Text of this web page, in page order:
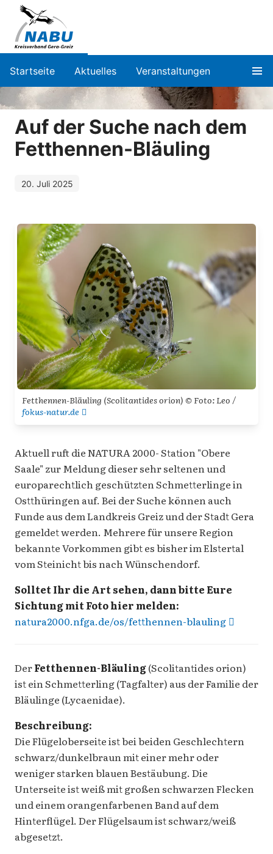
Startseite Aktuelles Veranstaltungen
Auf der Suche nach dem
Fetthennen-Bläuling
20. Juli 2025
Fetthennen-Bläuling (Scolitantides orion) © Foto: Leo /
fokus-natur.de
Aktuell ruft die NATURA 2000- Station "Obere
Saale" zur Meldung dieser sehr seltenen und
europarechtlich geschützten Schmetterlinge in
Ostthüringen auf. Bei der Suche können auch
Funde aus dem Landkreis Greiz und der Stadt Gera
gemeldet werden. Mehrere für unsere Region
bekannte Vorkommen gibt es bisher im Elstertal
vom Steinicht bis nach Wünschendorf.
Solltet Ihr die Art sehen, dann bitte Eure
Sichtung mit Foto hier melden:
natura2000.nfga.de/os/fetthennen-blauling
DerFetthennen-Bläuling(Scolitantides orion)
ist ein Schmetterling (Tagfalter) aus der Familie der
Bläulinge (Lycaenidae).
Beschreibung:
Die Flügeloberseite ist bei beiden Geschlechtern
schwarz/dunkelbraun mit einer mehr oder
weniger starken blauen Bestäubung. Die
Unterseite ist weiß mit großen schwarzen Flecken
und einem orangenfarbenen Band auf dem
Hinterflügel. Der Flügelsaum ist schwarz/weiß
abgesetzt.